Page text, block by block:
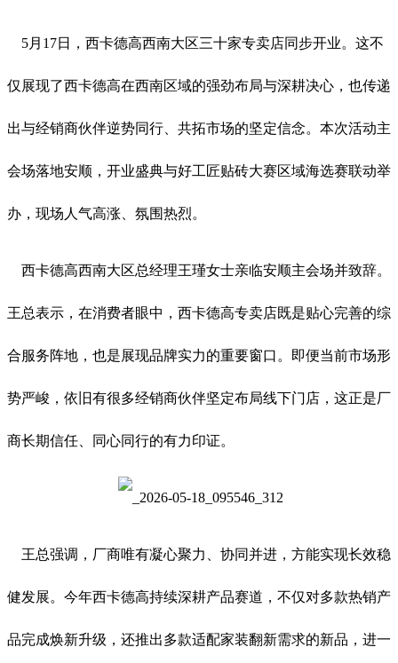
5月17日，西卡德高西南大区三十家专卖店同步开业。这不
仅展现了西卡德高在西南区域的强劲布局与深耕决心，也传递
出与经销商伙伴逆势同行、共拓市场的坚定信念。本次活动主
会场落地安顺，开业盛典与好工匠贴砖大赛区域海选赛联动举
办，现场人气高涨、氛围热烈。
西卡德高西南大区总经理王瑾女士亲临安顺主会场并致辞。
王总表示，在消费者眼中，西卡德高专卖店既是贴心完善的综
合服务阵地，也是展现品牌实力的重要窗口。即便当前市场形
势严峻，依旧有很多经销商伙伴坚定布局线下门店，这正是厂
商长期信任、同心同行的有力印证。
王总强调，厂商唯有凝心聚力、协同并进，方能实现长效稳
健发展。今年西卡德高持续深耕产品赛道，不仅对多款热销产
品完成焕新升级，还推出多款适配家装翻新需求的新品，进一